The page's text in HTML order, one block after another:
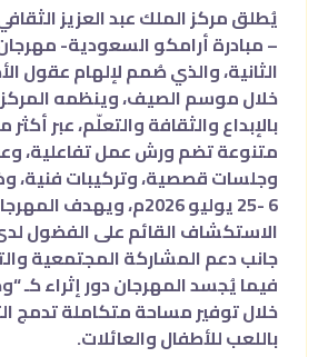
يُطلق مركز الملك عبد العزيز الثقافي
– مبادرة أرامكو السعودية- مهرجان
الثانية، والذي صُمم لإلهام عقول
خلال موسم الصيف، وينظمه المركز
متنوعة تضم ورش عمل تفاعلية،
وجلسات قصصية، وتركيبات فنية،
6 -25 يوليو 2026م، ويهدف
الاستكشاف القائم على الفضول لدى
جانب دعم المشاركة المجتمعية
فيما يُجسد المهرجان دور إثراء كـ
خلال توفير مساحة متكاملة تدمج
باللعب للأطفال والعائلات.